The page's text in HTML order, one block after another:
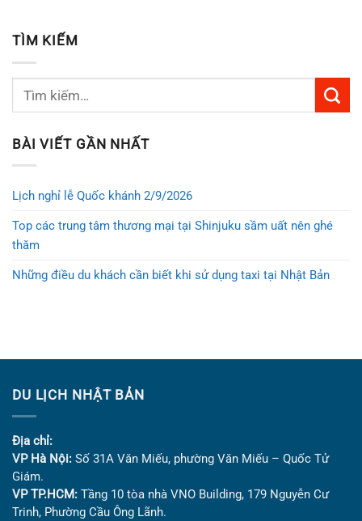
TÌM KIẾM
BÀI VIẾT GẦN NHẤT
Lịch nghỉ lễ Quốc khánh 2/9/2026
Top các trung tâm thương mại tại Shinjuku sầm uất nên ghé
thăm
Những điều du khách cần biết khi sử dụng taxi tại Nhật Bản
DU LỊCH NHẬT BẢN
Địa chỉ:
VP Hà Nội: Số 31A Văn Miếu, phường Văn Miếu – Quốc Tử
Giám.
VP TP.HCM: Tầng 10 tòa nhà VNO Building, 179 Nguyễn Cư
Trinh, Phường Cầu Ông Lãnh.